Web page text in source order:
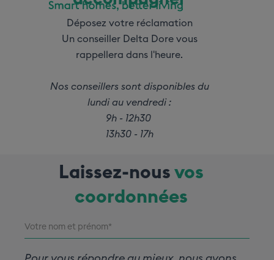
Déposez votre réclamation
Un conseiller Delta Dore vous
rappellera dans l'heure.
Nos conseillers sont disponibles du
lundi au vendredi :
9h - 12h30
13h30 - 17h
Laissez-nous vos
coordonnées